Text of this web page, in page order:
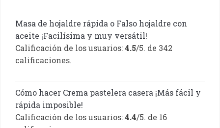
Masa de hojaldre rápida o Falso hojaldre con
aceite ¡Facilísima y muy versátil!
Calificación de los usuarios:4.5/5. de 342
calificaciones.
Cómo hacer Crema pastelera casera ¡Más fácil y
rápida imposible!
Calificación de los usuarios:4.4/5. de 16